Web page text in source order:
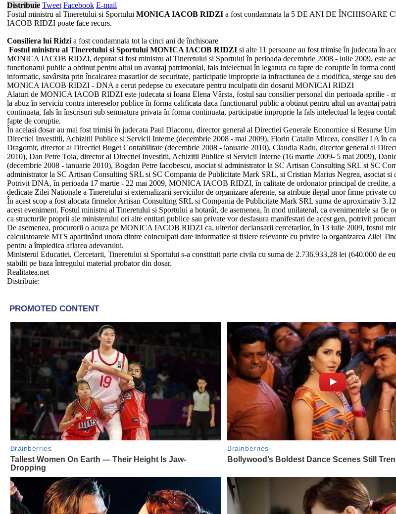
Distribuie Tweet Facebook E-mail
Fostul ministru al Tineretului si Sportului MONICA IACOB RIDZI a fost condamnata la 5 DE ANI DE ÎNCHISOARE
IACOB RIDZI poate face recurs.
Consiliera lui Ridzi a fost condamnata tot la cinci ani de închisoare
Fostul ministru al Tineretului si Sportului MONICA IACOB RIDZI si alte 11 persoane au fost trimise în judecata în
MONICA IACOB RIDZI, deputat si fost ministru al Tineretului si Sportului în perioada decembrie 2008 - iulie 2009, este
functionarul public a obtinut pentru altul un avantaj patrimonial, fals intelectual în legatura cu fapte de coruptie în forma
informatic, savârsita prin încalcarea masurilor de securitate, participatie improprie la infractiunea de a modifica, sterge sau
MONICA IACOB RIDZI - DNA a cerut pedepse cu executare pentru inculpatii din dosarul MONICAI RIDZI
Alaturi de MONICA IACOB RIDZI este judecata si Ioana Elena Vârsta, fostul sau consilier personal din perioada aprilie -
la abuz în serviciu contra intereselor publice în forma calificata daca functionarul public a obtinut pentru altul un avantaj
continuata, fals în înscrisuri sub semnatura privata în forma continuata, participatie improprie la fals intelectual la legea
fapte de coruptie.
În acelasi dosar au mai fost trimisi în judecata Paul Diaconu, director general al Directiei Generale Economice si Resurse
Directiei Investitii, Achizitii Publice si Servicii Interne (decembrie 2008 - mai 2009), Florin Catalin Mircea, consilier I A în
Dragomir, director al Directiei Buget Contabilitate (decembrie 2008 - ianuarie 2010), Claudia Radu, director general al
2010), Dan Petre Toia, director al Directiei Investitii, Achizitii Publice si Servicii Interne (16 martie 2009- 5 mai 2009),
(decembrie 2008 - ianuarie 2010), Bogdan Petre Iacobescu, asociat si administrator la SC Artisan Consulting SRL si SC
administrator la SC Artisan Consulting SRL si SC Compania de Publicitate Mark SRL, si Cristian Marius Negrea, asociat
Potrivit DNA, în perioada 17 martie - 22 mai 2009, MONICA IACOB RIDZI, în calitate de ordonator principal de credite,
dedicate Zilei Nationale a Tineretului si externalizarii serviciilor de organizare aferente, sa atribuie ilegal unor firme private
În acest scop a fost alocata firmelor Artisan Consulting SRL si Compania de Publicitate Mark SRL suma de aproximativ
acest eveniment. Fostul ministru al Tineretului si Sportului a hotarât, de asemenea, în mod unilateral, ca evenimentele sa
ca structurile proprii ale ministerului ori alte entitati publice sau private vor desfasura manifestari de acest gen, potrivit
De asemenea, procurorii o acuza pe MONICA IACOB RIDZI ca, ulterior declansarii cercetarilor, în 13 iulie 2009, fostul
calculatoarele MTS apartinând unora dintre coinculpati date informatice si fisiere relevante cu privire la organizarea Zilei
pentru a împiedica aflarea adevarului.
Ministerul Educatiei, Cercetarii, Tineretului si Sportului s-a constituit parte civila cu suma de 2.736.933,28 lei (640.000 de
stabilit pe baza întregului material probator din dosar.
Realitatea.net
Distribuie: